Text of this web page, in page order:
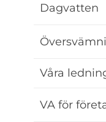
Dagvatten
Våra
VA för